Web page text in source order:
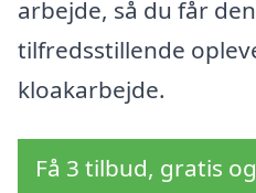
arbejde, så du får
tilfredsstillende
kloakarbejde.
Få 3 tilbud, gratis